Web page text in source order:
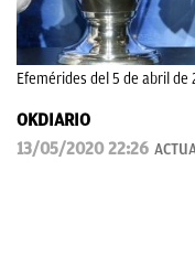
Efemérides del 5 de abril de
OKDIARIO
13/05/2020 22:26